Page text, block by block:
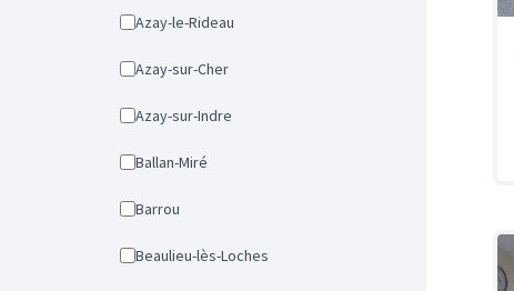
Azay-le-Rideau
Azay-sur-Cher
Azay-sur-Indre
Ballan-Miré
Barrou
Beaulieu-lès-Loches